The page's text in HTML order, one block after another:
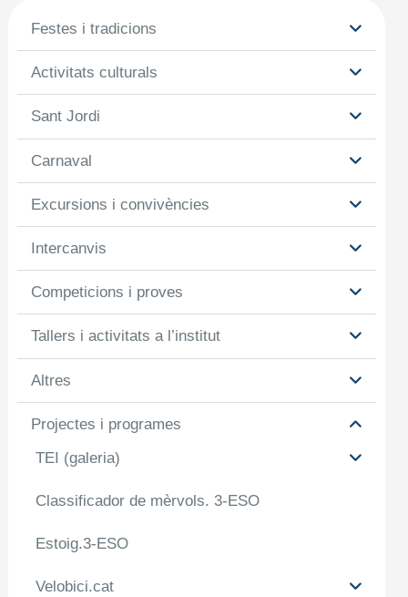
Festes i tradicions
Activitats culturals
Sant Jordi
Carnaval
Excursions i convivències
Intercanvis
Competicions i proves
Tallers i activitats a l’institut
Altres
Projectes i programes
TEI (galeria)
Classificador de mèrvols. 3-ESO
Estoig.3-ESO
Velobici.cat